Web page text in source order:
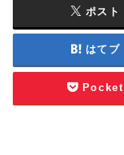
ポスト
はてブ
Pocket